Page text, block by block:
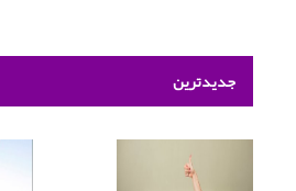
جدیدترین